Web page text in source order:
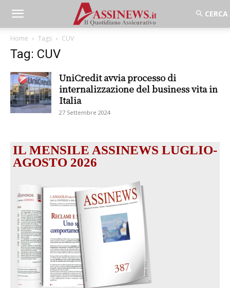
Home Tags CUV
Tag: CUV
UniCredit avvia processo di
internalizzazione del business vita in
Italia
27 Settembre 2024
IL MENSILE ASSINEWS LUGLIO-
AGOSTO 2026